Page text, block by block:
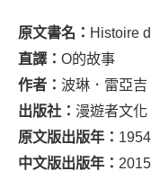
原文書名： Histoire
直譯：O的故事
作者：波琳．雷亞吉
出版社：漫遊者文化
原文版出版年： 1954
中文版出版年： 2015